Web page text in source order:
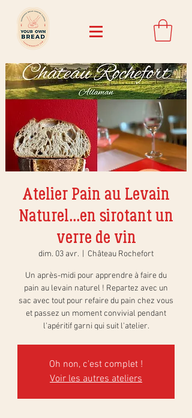
Atelier Pain au Levain
Naturel...en sirotant un
verre de vin
dim. 03 avr. Château Rochefort
Un après-midi pour apprendre à faire du
pain au levain naturel ! Repartez avec un
sac avec tout pour refaire du pain chez vous
et passez un moment convivial pendant
l'apéritif garni qui suit l'atelier.
Oh non, c'est complet !
Voir les autres ateliers